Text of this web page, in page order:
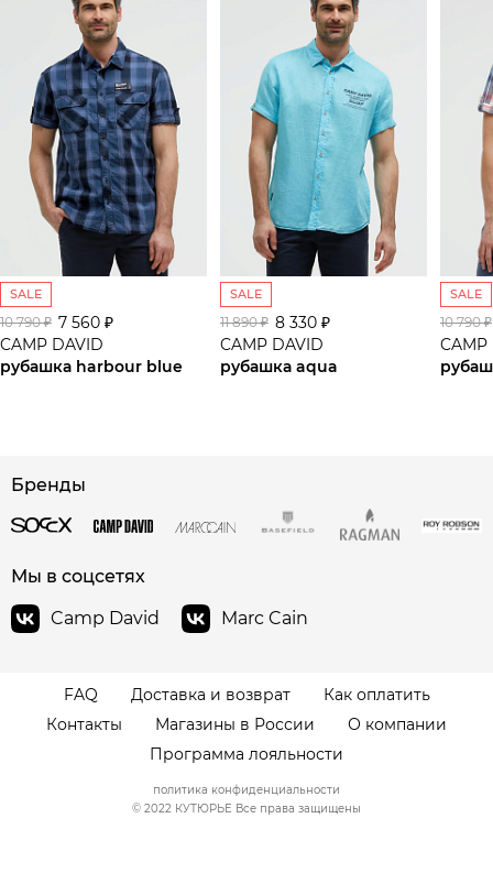
SALE
10 790 ₽ 7 560 ₽
CAMP DAVID
рубашка harbour blue
SALE
11 890 ₽ 8 330 ₽
CAMP DAVID
рубашка aqua
SALE
10 790 ₽
CAMP
Бренды
Мы в соцсетях
Camp David
Marc Cain
FAQ Доставка и возврат
Как оплатить
Контакты
Магазины в России
О компании
Программа лояльности
© 2022 КУТЮРЬЕ Все права защищены
политика конфиденциальности